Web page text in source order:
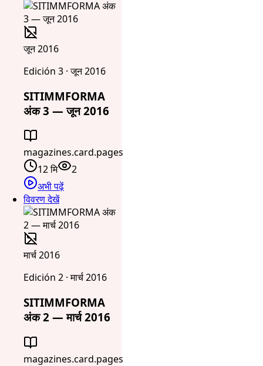
जून 2016
Edición 3 · जून 2016
SITIMMFORMA
अंक 3 — जून 2016
magazines.card.pages
12 मि
2
अभी पढ़ें
विवरण देखें
मार्च 2016
Edición 2 · मार्च 2016
SITIMMFORMA
अंक 2 — मार्च 2016
magazines.card.pages